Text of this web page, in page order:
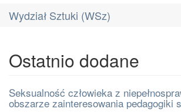
Wydział Sztuki (WSz)
Ostatnio dodane
Seksualność człowieka z
obszarze zainteresowania pedagogiki